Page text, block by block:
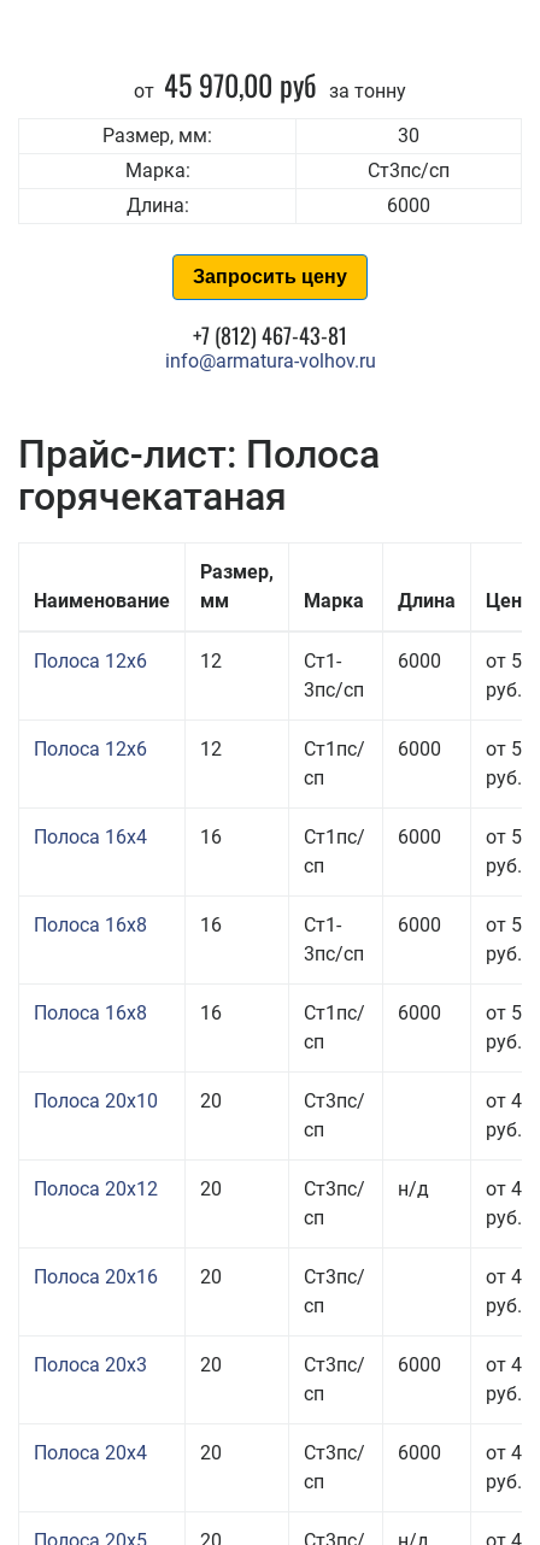
от 45 970,00 руб за тонну
Размер, мм:
30
Марка:
Ст3пс/сп
Длина:
6000
Запросить цену
+7 (812) 467-43-81
info@armatura-volhov.ru
Прайс-лист: Полоса
горячекатаная
Наименование
Размер,
мм
Марка Длина Цена
Полоса 12x6 12
Ст1-
3пс/сп
6000
от 53
руб.
Полоса 12x6 12
Ст1пс/
сп
6000
от 53
руб.
Полоса 16x4 16
Ст1пс/
сп
6000
от 53
руб.
Полоса 16x8 16
Ст1-
3пс/сп
6000
от 55
руб.
Полоса 16x8 16
Ст1пс/
сп
6000
от 55
руб.
Полоса 20x10 20
Ст3пс/
сп
от 44
руб.
Полоса 20x12 20
Ст3пс/
сп
н/д
от 44
руб.
Полоса 20x16 20
Ст3пс/
сп
от 45
руб.
Полоса 20x3 20
Ст3пс/
сп
6000
от 45
руб.
Полоса 20x4 20
Ст3пс/
сп
6000
от 44
руб.